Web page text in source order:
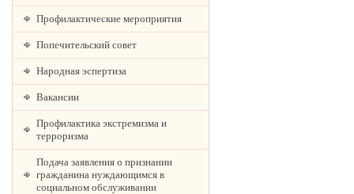
Профилактические мероприятия
Попечительский совет
Народная эспертиза
Вакансии
Профилактика экстремизма и
терроризма
Подача заявления о признании
гражданина нуждающимся в
социальном обслуживании